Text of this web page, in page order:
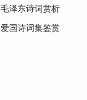
毛泽东诗词赏析
爱国诗词集鉴赏